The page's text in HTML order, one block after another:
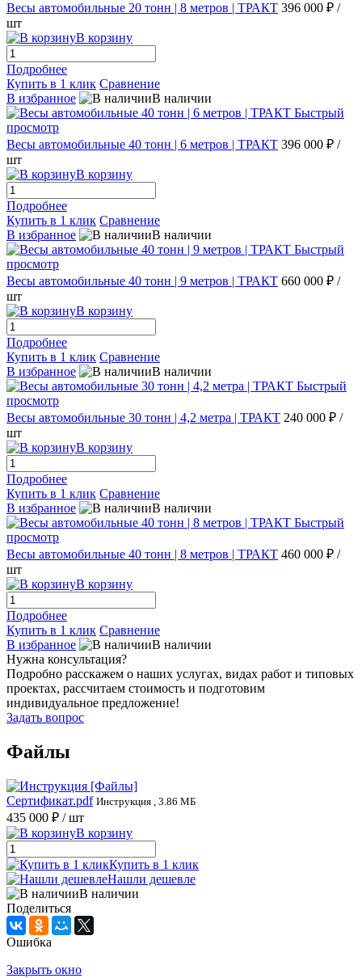
Весы автомобильные 20 тонн | 8 метров | ТРАКТ 396 000 ₽ /
шт
В корзину
Подробнее
Купить в 1 клик Сравнение
В избранное
В наличии
Быстрый
просмотр
Весы автомобильные 40 тонн | 6 метров | ТРАКТ 396 000 ₽ /
шт
В корзину
Подробнее
Купить в 1 клик Сравнение
В избранное
В наличии
Быстрый
просмотр
Весы автомобильные 40 тонн | 9 метров | ТРАКТ 660 000 ₽ /
шт
В корзину
Подробнее
Купить в 1 клик Сравнение
В избранное
В наличии
Быстрый
просмотр
Весы автомобильные 30 тонн | 4,2 метра | ТРАКТ 240 000 ₽ /
шт
В корзину
Подробнее
Купить в 1 клик Сравнение
В избранное
В наличии
Быстрый
просмотр
Весы автомобильные 40 тонн | 8 метров | ТРАКТ 460 000 ₽ /
шт
В корзину
Подробнее
Купить в 1 клик Сравнение
В избранное
В наличии
Нужна консультация?
Подробно расскажем о наших услугах, видах работ и типовых
проектах, рассчитаем стоимость и подготовим
индивидуальное предложение!
Задать вопрос
Файлы
Сертификат.pdf Инструкция , 3.86 МБ
435 000 ₽ / шт
В корзину
Купить в 1 клик
Нашли дешевле
В наличии
Поделиться
Ошибка
Закрыть окно